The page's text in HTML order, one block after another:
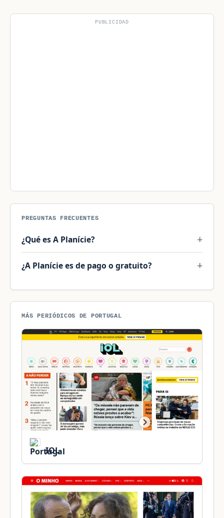
PUBLICIDAD
PREGUNTAS FRECUENTES
¿Qué es A Planície?
¿A Planície es de pago o gratuito?
MÁS PERIÓDICOS DE PORTUGAL
IOL